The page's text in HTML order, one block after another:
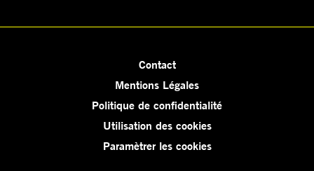
Contact
Mentions Légales
Politique de confidentialité
Utilisation des cookies
Paramètrer les cookies